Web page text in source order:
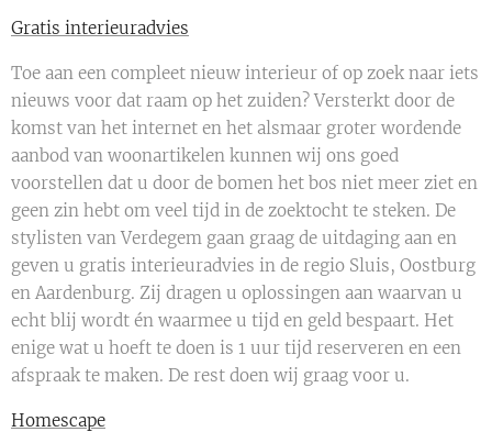
Gratis interieuradvies
Toe aan een compleet nieuw interieur of op zoek naar iets
nieuws voor dat raam op het zuiden? Versterkt door de
komst van het internet en het alsmaar groter wordende
aanbod van woonartikelen kunnen wij ons goed
voorstellen dat u door de bomen het bos niet meer ziet en
geen zin hebt om veel tijd in de zoektocht te steken. De
stylisten van Verdegem gaan graag de uitdaging aan en
geven u gratis interieuradvies in de regio Sluis, Oostburg
en Aardenburg. Zij dragen u oplossingen aan waarvan u
echt blij wordt én waarmee u tijd en geld bespaart. Het
enige wat u hoeft te doen is 1 uur tijd reserveren en een
afspraak te maken. De rest doen wij graag voor u.
Homescape